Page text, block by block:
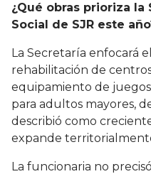
¿Qué obras prioriza
Social de SJR este
La Secretaría enfocará
rehabilitación de
equipamiento de
para adultos mayores,
describió como
expande
La funcionaria no